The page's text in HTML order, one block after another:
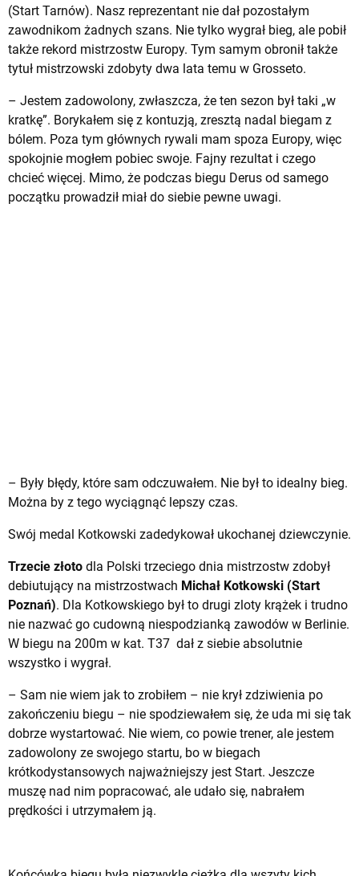
(Start Tarnów). Nasz reprezentant nie dał pozostałym
zawodnikom żadnych szans. Nie tylko wygrał bieg, ale pobił
także rekord mistrzostw Europy. Tym samym obronił także
tytuł mistrzowski zdobyty dwa lata temu w Grosseto.
– Jestem zadowolony, zwłaszcza, że ten sezon był taki „w
kratkę”. Borykałem się z kontuzją, zresztą nadal biegam z
bólem. Poza tym głównych rywali mam spoza Europy, więc
spokojnie mogłem pobiec swoje. Fajny rezultat i czego
chcieć więcej. Mimo, że podczas biegu Derus od samego
początku prowadził miał do siebie pewne uwagi.
– Były błędy, które sam odczuwałem. Nie był to idealny bieg.
Można by z tego wyciągnąć lepszy czas.
Swój medal Kotkowski zadedykował ukochanej dziewczynie.
Trzecie złoto dla Polski trzeciego dnia mistrzostw zdobył
debiutujący na mistrzostwach Michał Kotkowski (Start
Poznań). Dla Kotkowskiego był to drugi zloty krążek i trudno
nie nazwać go cudowną niespodzianką zawodów w Berlinie.
W biegu na 200m w kat. T37 dał z siebie absolutnie
wszystko i wygrał.
– Sam nie wiem jak to zrobiłem – nie krył zdziwienia po
zakończeniu biegu – nie spodziewałem się, że uda mi się tak
dobrze wystartować. Nie wiem, co powie trener, ale jestem
zadowolony ze swojego startu, bo w biegach
krótkodystansowych najważniejszy jest Start. Jeszcze
muszę nad nim popracować, ale udało się, nabrałem
prędkości i utrzymałem ją.